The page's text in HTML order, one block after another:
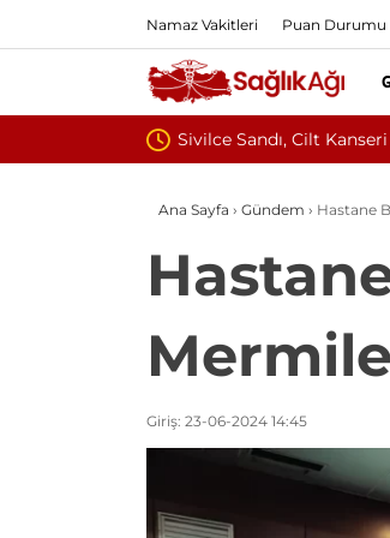
Namaz Vakitleri Puan Durumu
Ana Sayfa › Gündem › Hastane
Giriş: 23-06-2024 14:45